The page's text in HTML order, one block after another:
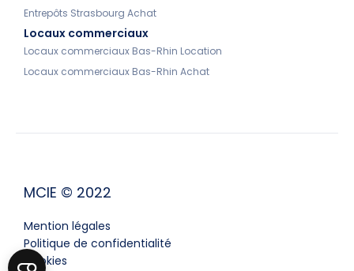
Entrepôts Strasbourg Achat
Locaux commerciaux
Locaux commerciaux Bas-Rhin Location
Locaux commerciaux Bas-Rhin Achat
MCIE © 2022
Mention légales
Politique de confidentialité
Cookies